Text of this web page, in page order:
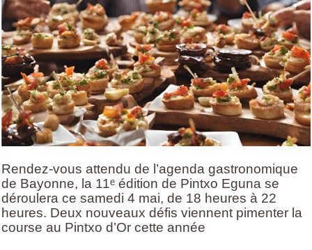
Rendez-vous attendu de l’agenda gastronomique
de Bayonne, la 11ᵉ édition de Pintxo Eguna se
déroulera ce samedi 4 mai, de 18 heures à 22
heures. Deux nouveaux défis viennent pimenter la
course au Pintxo d’Or cette année